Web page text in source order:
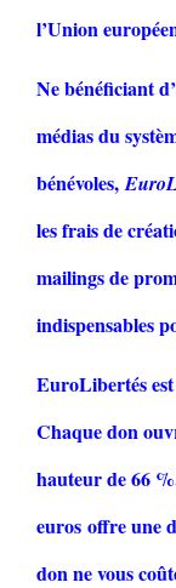
l’Union
Ne bénéficiant
médias du
bénévoles,
les frais de
mailings de
indispensables
EuroLibertés
Chaque don
hauteur de 66
euros offre une
don ne vous